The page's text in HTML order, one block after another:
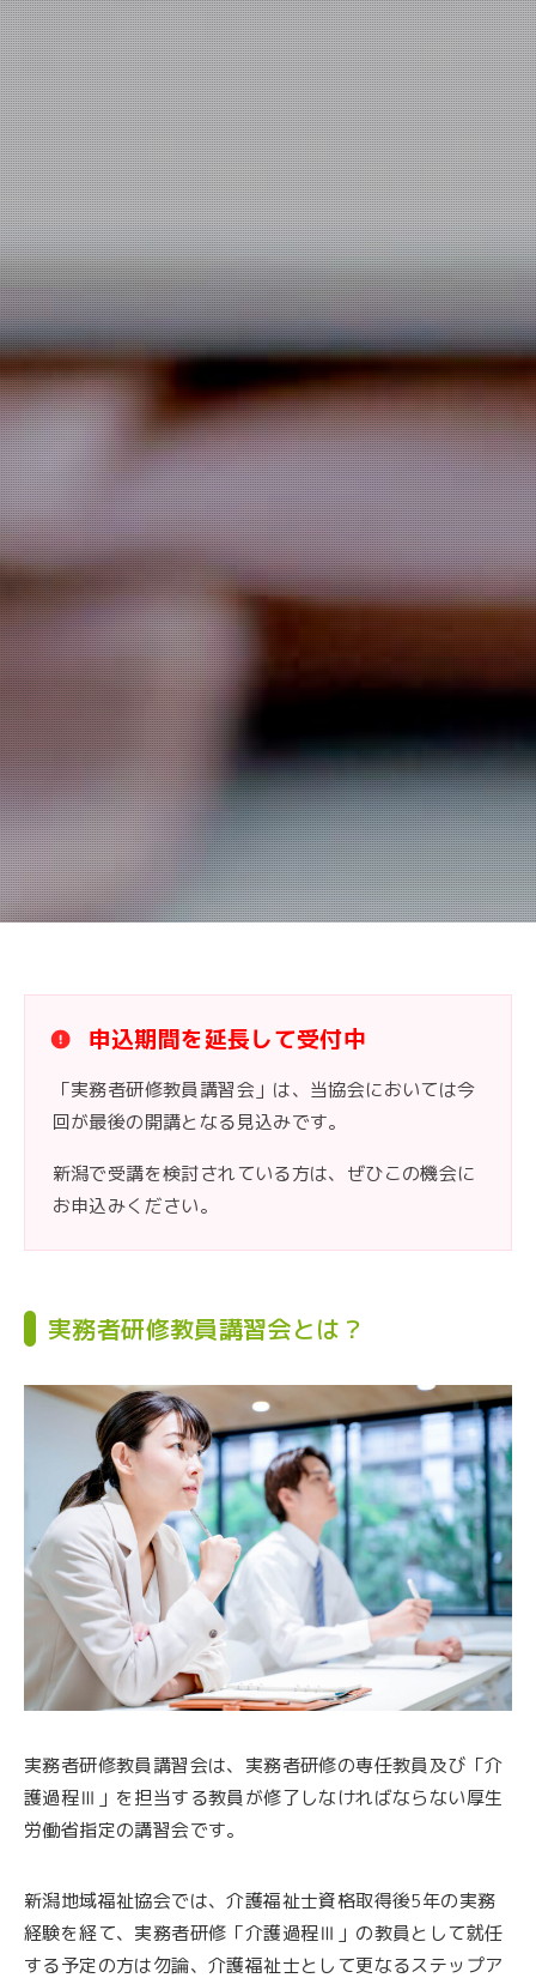
申込期間を延長して受付中
「実務者研修教員講習会」は、当協会においては今
回が最後の開講となる見込みです。
新潟で受講を検討されている方は、ぜひこの機会に
お申込みください。
実務者研修教員講習会とは？
実務者研修教員講習会は、実務者研修の専任教員及び「介
護過程Ⅲ」を担当する教員が修了しなければならない厚生
労働省指定の講習会です。
新潟地域福祉協会では、介護福祉士資格取得後5年の実務
経験を経て、実務者研修「介護過程Ⅲ」の教員として就任
する予定の方は勿論、介護福祉士として更なるステップア